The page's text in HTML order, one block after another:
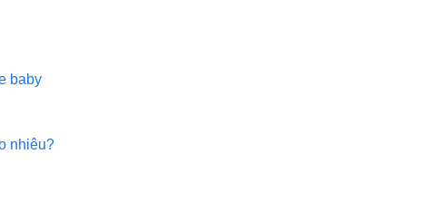
baby
nhiêu?